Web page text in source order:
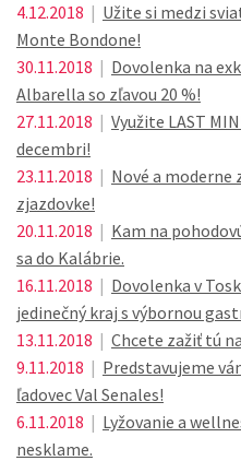
4.12.2018 | Užite si medzi
Monte Bondone!
30.11.2018 | Dovolenka na
Albarella so zľavou 20 %!
27.11.2018 | Využite LAST
decembri!
23.11.2018 | Nové a moderne
zjazdovke!
20.11.2018 | Kam na
sa do Kalábrie.
16.11.2018 | Dovolenka v
jedinečný kraj s výbornou
13.11.2018 | Chcete zažiť tú
9.11.2018 | Predstavujeme
ľadovec Val Senales!
6.11.2018 | Lyžovanie a
nesklame.